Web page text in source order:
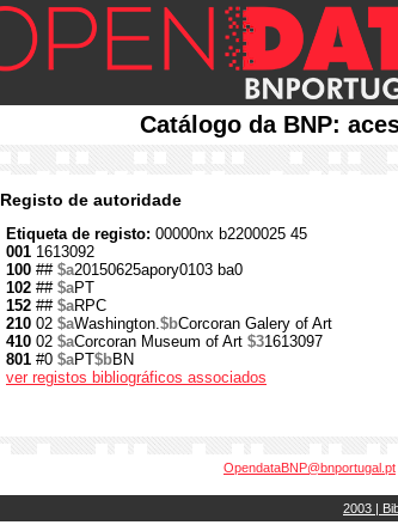
Catálogo da BNP:
Registo de autoridade
Etiqueta de registo: 00000nx b2200025 45
001 1613092
100 ## $a20150625apory0103 ba0
102 ## $aPT
152 ## $aRPC
210 02 $aWashington.$bCorcoran Galery of Art
410 02 $aCorcoran Museum of Art $31613097
801 #0 $aPT$bBN
ver registos bibliográficos associados
OpendataBNP@bnportugal.pt
2003 |